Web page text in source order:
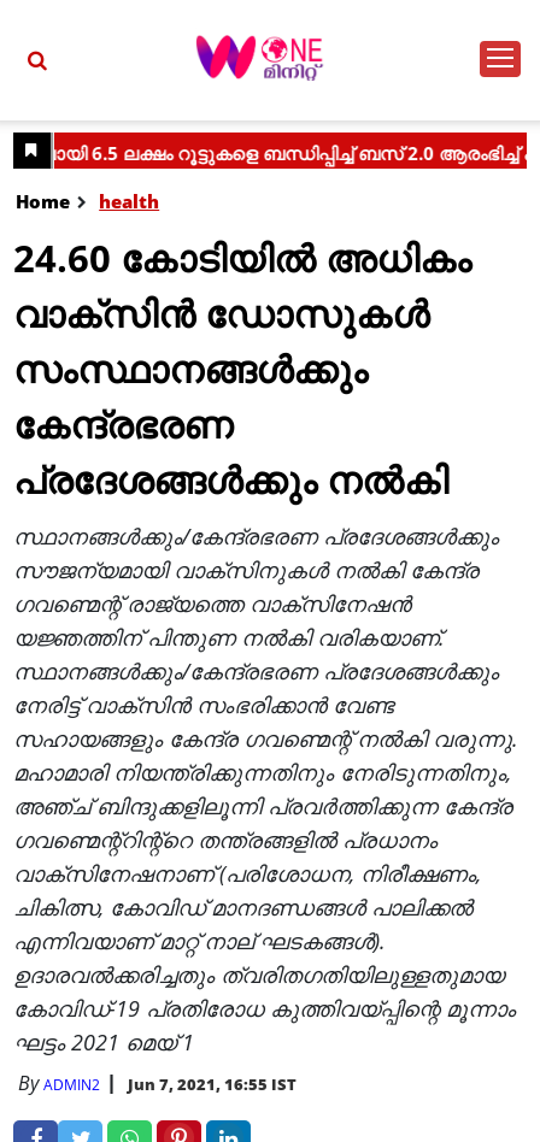
Home health
24.60 കോടിയിൽ അധികം
വാക്സിൻ ഡോസുകൾ
സംസ്ഥാനങ്ങൾക്കും
കേന്ദ്രഭരണ
പ്രദേശങ്ങൾക്കും നൽകി
സ്ഥാനങ്ങൾക്കും/കേന്ദ്രഭരണ പ്രദേശങ്ങൾക്കും
സൗജന്യമായി വാക്സിനുകൾ നൽകി കേന്ദ്ര
ഗവണ്മെന്റ് രാജ്യത്തെ വാക്സിനേഷൻ
യജ്ഞത്തിന് പിന്തുണ നൽകി വരികയാണ്.
സ്ഥാനങ്ങൾക്കും/കേന്ദ്രഭരണ പ്രദേശങ്ങൾക്കും
നേരിട്ട് വാക്സിൻ സംഭരിക്കാൻ വേണ്ട
സഹായങ്ങളും കേന്ദ്ര ഗവണ്മെന്റ് നൽകി വരുന്നു.
മഹാമാരി നിയന്ത്രിക്കുന്നതിനും നേരിടുന്നതിനും,
അഞ്ച് ബിന്ദുക്കളിലൂന്നി പ്രവർത്തിക്കുന്ന കേന്ദ്ര
ഗവണ്മെന്റ്റിന്റ്റെ തന്ത്രങ്ങളിൽ പ്രധാനം
വാക്സിനേഷനാണ് (പരിശോധന, നിരീക്ഷണം,
ചികിത്സ, കോവിഡ് മാനദണ്ഡങ്ങൾ പാലിക്കൽ
എന്നിവയാണ് മാറ്റ് നാല് ഘടകങ്ങൾ).
ഉദാരവൽക്കരിച്ചതും ത്വരിതഗതിയിലുള്ളതുമായ
കോവിഡ്-19 പ്രതിരോധ കുത്തിവയ്പ്പിന്റെ മൂന്നാം
ഘട്ടം 2021 മെയ് 1
ByADMIN2 Jun 7, 2021, 16:55 IST